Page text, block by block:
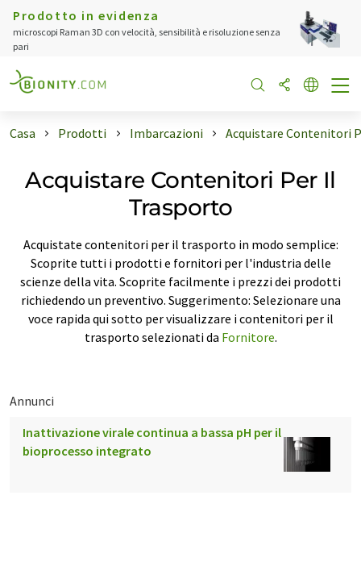
Prodotto in evidenza
microscopi Raman 3D con velocità, sensibilità e risoluzione senza
pari
Casa Prodotti Imbarcazioni Acquistare Contenitori
Acquistare Contenitori Per Il
Trasporto
Acquistate contenitori per il trasporto in modo semplice:
Scoprite tutti i prodotti e fornitori per l'industria delle
scienze della vita. Scoprite facilmente i prezzi dei prodotti
richiedendo un preventivo. Suggerimento: Selezionare una
voce rapida qui sotto per visualizzare i contenitori per il
trasporto selezionati da Fornitore.
Annunci
Inattivazione virale continua a bassa pH per il
bioprocesso integrato